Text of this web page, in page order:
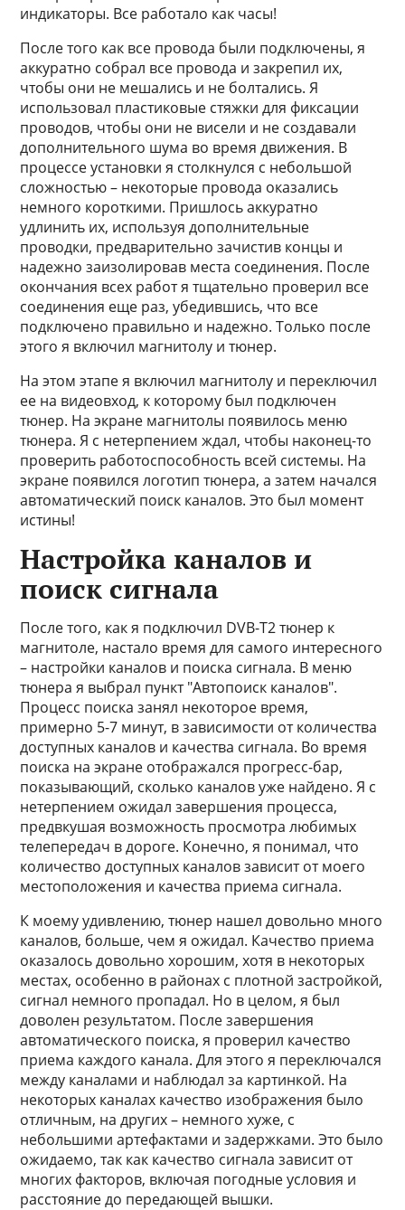
индикаторы. Все работало как часы!
После того как все провода были подключены, я
аккуратно собрал все провода и закрепил их,
чтобы они не мешались и не болтались. Я
использовал пластиковые стяжки для фиксации
проводов, чтобы они не висели и не создавали
дополнительного шума во время движения. В
процессе установки я столкнулся с небольшой
сложностью – некоторые провода оказались
немного короткими. Пришлось аккуратно
удлинить их, используя дополнительные
проводки, предварительно зачистив концы и
надежно заизолировав места соединения. После
окончания всех работ я тщательно проверил все
соединения еще раз, убедившись, что все
подключено правильно и надежно. Только после
этого я включил магнитолу и тюнер.
На этом этапе я включил магнитолу и переключил
ее на видеовход, к которому был подключен
тюнер. На экране магнитолы появилось меню
тюнера. Я с нетерпением ждал, чтобы наконец-то
проверить работоспособность всей системы. На
экране появился логотип тюнера, а затем начался
автоматический поиск каналов. Это был момент
истины!
Настройка каналов и
поиск сигнала
После того, как я подключил DVB-T2 тюнер к
магнитоле, настало время для самого интересного
– настройки каналов и поиска сигнала. В меню
тюнера я выбрал пункт "Автопоиск каналов".
Процесс поиска занял некоторое время,
примерно 5-7 минут, в зависимости от количества
доступных каналов и качества сигнала. Во время
поиска на экране отображался прогресс-бар,
показывающий, сколько каналов уже найдено. Я с
нетерпением ожидал завершения процесса,
предвкушая возможность просмотра любимых
телепередач в дороге. Конечно, я понимал, что
количество доступных каналов зависит от моего
местоположения и качества приема сигнала.
К моему удивлению, тюнер нашел довольно много
каналов, больше, чем я ожидал. Качество приема
оказалось довольно хорошим, хотя в некоторых
местах, особенно в районах с плотной застройкой,
сигнал немного пропадал. Но в целом, я был
доволен результатом. После завершения
автоматического поиска, я проверил качество
приема каждого канала. Для этого я переключался
между каналами и наблюдал за картинкой. На
некоторых каналах качество изображения было
отличным, на других – немного хуже, с
небольшими артефактами и задержками. Это было
ожидаемо, так как качество сигнала зависит от
многих факторов, включая погодные условия и
расстояние до передающей вышки.